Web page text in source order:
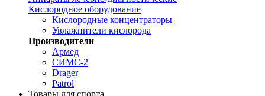
Кислородное оборудование
Кислородные концентраторы
Увлажнители кислорода
Производители
Армед
СИМС-2
Drager
Patrol
Товары для спорта